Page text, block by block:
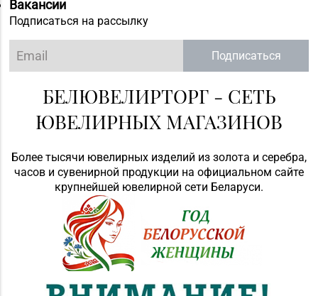
Вакансии
Подписаться на рассылку
Подписаться
БЕЛЮВЕЛИРТОРГ - СЕТЬ
ЮВЕЛИРНЫХ МАГАЗИНОВ
Более тысячи ювелирных изделий из золота и серебра,
часов и сувенирной продукции на официальном сайте
крупнейшей ювелирной сети Беларуси.